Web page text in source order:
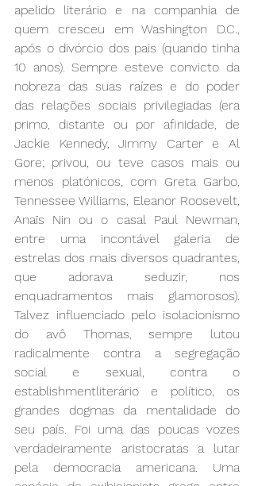
apelido literário e na companhia de
quem cresceu em Washington D.C.,
após o divórcio dos pais (quando tinha
10 anos). Sempre esteve convicto da
nobreza das suas raízes e do poder
das relações sociais privilegiadas (era
primo, distante ou por afinidade, de
Jackie Kennedy, Jimmy Carter e Al
Gore; privou, ou teve casos mais ou
menos platónicos, com Greta Garbo,
Tennessee Williams, Eleanor Roosevelt,
Anaïs Nin ou o casal Paul Newman,
entre uma incontável galeria de
estrelas dos mais diversos quadrantes,
que adorava seduzir, nos
enquadramentos mais glamorosos).
Talvez influenciado pelo isolacionismo
do avô Thomas, sempre lutou
radicalmente contra a segregação
social e sexual, contra o
establishmentliterário e político, os
grandes dogmas da mentalidade do
seu país. Foi uma das poucas vozes
verdadeiramente aristocratas a lutar
pela democracia americana. Uma